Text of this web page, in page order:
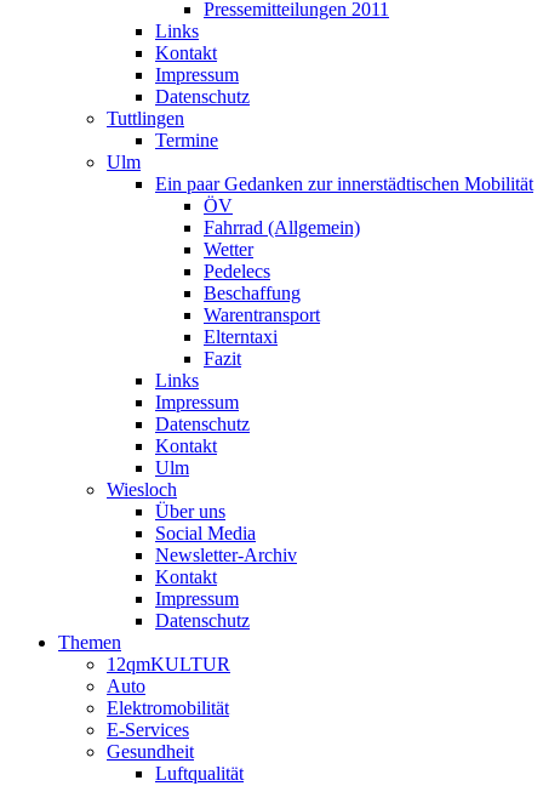
Pressemitteilungen 2011
Links
Kontakt
Impressum
Datenschutz
Tuttlingen
Termine
Ulm
Ein paar Gedanken zur innerstädtischen Mobilität
ÖV
Fahrrad (Allgemein)
Wetter
Pedelecs
Beschaffung
Warentransport
Elterntaxi
Fazit
Links
Impressum
Datenschutz
Kontakt
Ulm
Wiesloch
Über uns
Social Media
Newsletter-Archiv
Kontakt
Impressum
Datenschutz
Themen
12qmKULTUR
Auto
Elektromobilität
E-Services
Gesundheit
Luftqualität